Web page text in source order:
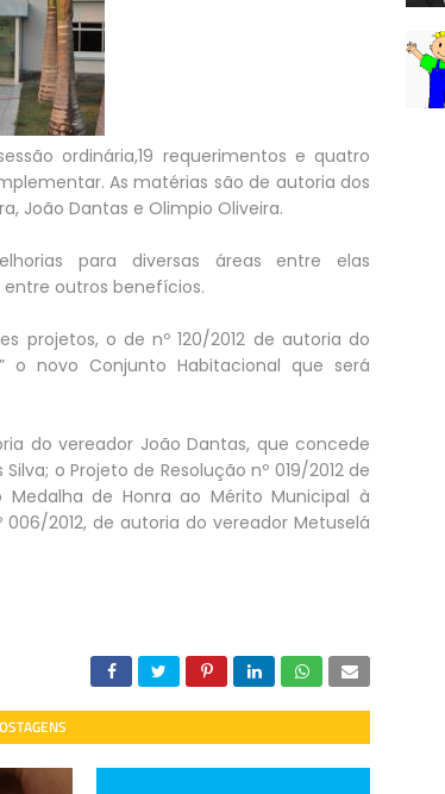
ordinária,19 requerimentos e quatro
As matérias são de autoria dos
João Dantas e Olimpio Oliveira.
para diversas áreas entre elas
outros benefícios.
projetos, o de nº 120/2012 de autoria do
o novo Conjunto Habitacional que será
do vereador João Dantas, que concede
o Projeto de Resolução nº 019/2012 de
de Honra ao Mérito Municipal à
2012, de autoria do vereador Metuselá